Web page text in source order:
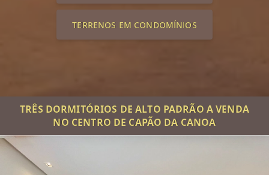
TERRENOS EM CONDOMÍNIOS
TRÊS DORMITÓRIOS DE ALTO PADRÃO A VENDA
NO CENTRO DE CAPÃO DA CANOA